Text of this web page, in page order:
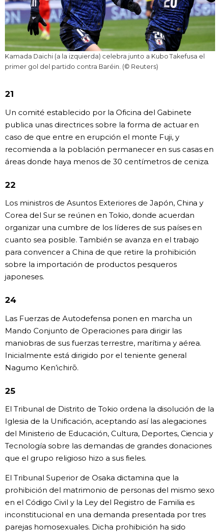
Kamada Daichi (a la izquierda) celebra junto a Kubo Takefusa el
primer gol del partido contra Baréin. (© Reuters)
21
Un comité establecido por la Oficina del Gabinete
publica unas directrices sobre la forma de actuar en
caso de que entre en erupción el monte Fuji, y
recomienda a la población permanecer en sus casas en
áreas donde haya menos de 30 centímetros de ceniza.
22
Los ministros de Asuntos Exteriores de Japón, China y
Corea del Sur se reúnen en Tokio, donde acuerdan
organizar una cumbre de los líderes de sus países en
cuanto sea posible. También se avanza en el trabajo
para convencer a China de que retire la prohibición
sobre la importación de productos pesqueros
japoneses.
24
Las Fuerzas de Autodefensa ponen en marcha un
Mando Conjunto de Operaciones para dirigir las
maniobras de sus fuerzas terrestre, marítima y aérea.
Inicialmente está dirigido por el teniente general
Nagumo Ken’ichirō.
25
El Tribunal de Distrito de Tokio ordena la disolución de la
Iglesia de la Unificación, aceptando así las alegaciones
del Ministerio de Educación, Cultura, Deportes, Ciencia y
Tecnología sobre las demandas de grandes donaciones
que el grupo religioso hizo a sus fieles.
El Tribunal Superior de Osaka dictamina que la
prohibición del matrimonio de personas del mismo sexo
en el Código Civil y la Ley del Registro de Familia es
inconstitucional en una demanda presentada por tres
parejas homosexuales. Dicha prohibición ha sido